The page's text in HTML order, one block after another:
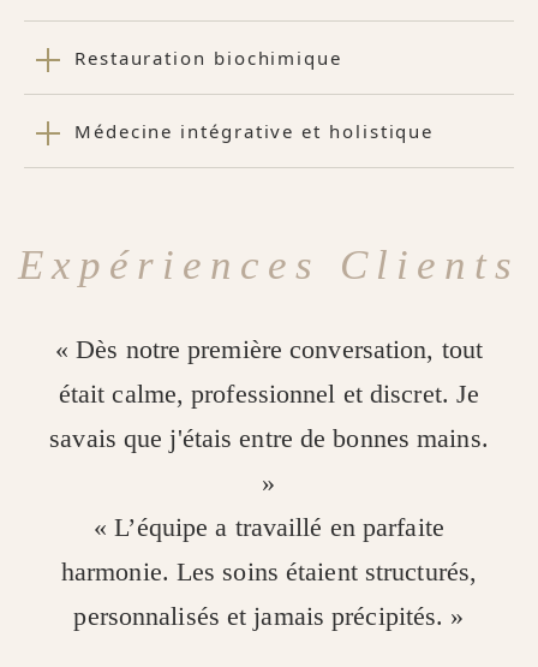
Restauration biochimique
Médecine intégrative et holistique
Expériences Clients
« Dès notre première conversation, tout
était calme, professionnel et discret. Je
savais que j'étais entre de bonnes mains.
»
« L’équipe a travaillé en parfaite
harmonie. Les soins étaient structurés,
personnalisés et jamais précipités. »